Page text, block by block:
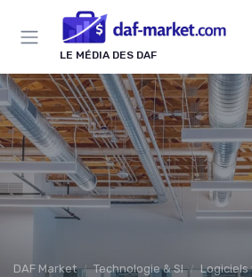
LE MÉDIA DES DAF
DAF Market Technologie & SI Logiciels
Panneau de gestion des cookies